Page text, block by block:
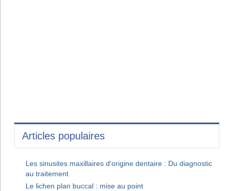
Articles populaires
Les sinusites maxillaires d'origine dentaire : Du diagnostic
au traitement
Le lichen plan buccal : mise au point